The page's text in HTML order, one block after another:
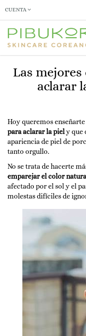
CUENTA
Las mejores
aclarar
Hoy queremos
para aclarar la piely que
apariencia de piel de
tanto orgullo.
No se trata de hacerte
emparejar el color
afectado por el sol y el
molestas difíciles de